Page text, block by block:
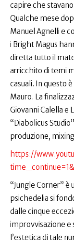
capire che
Qualche mese
Manuel Agnelli e
i Bright Magus
diretta tutto il
arricchito di temi
casuali. In questo
Mauro. La
Giovanni Calella e
“Diabolicus
produzione,
https://
“Jungle Corner” è
psichedelia si
dalle cinque
improvvisazione e
l’estetica di tale